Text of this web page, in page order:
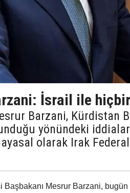
İsrail ile
Barzani, Kürdistan
yönündeki
olarak Irak
Başbakanı Mesrur Barzani,